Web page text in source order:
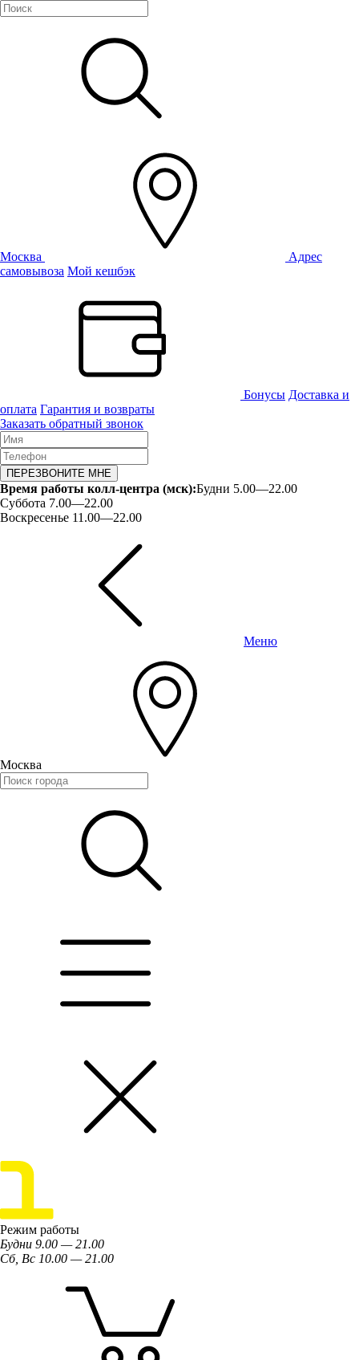
Москва
Адрес
самовывоза Мой кешбэк
Бонусы Доставка и
оплата Гарантия и возвраты
Заказать обратный звонок
ПЕРЕЗВОНИТЕ МНЕ
Время работы колл-центра (мск):Будни 5.00—22.00
Суббота 7.00—22.00
Воскресенье 11.00—22.00
Меню
Москва
Режим работы
Будни 9.00 — 21.00
Сб, Вс 10.00 — 21.00